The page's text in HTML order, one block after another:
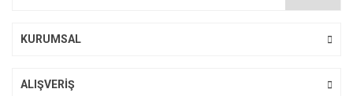
KURUMSAL
ALIŞVERİŞ